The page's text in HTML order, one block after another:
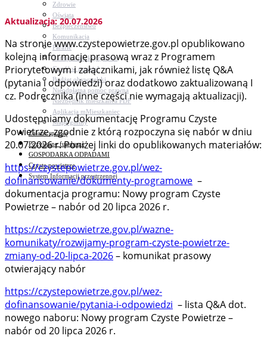
Zdrowie
Oświata
Bezpieczeństwo
Komunikacja
Parafie
Zarządzanie kryzysowe
C.ześć w gminie!
Budżet obywatelski
Nieodpłatna pomoc prawna
Niezbędnik mieszkańca PDF
Aplikacja mMieszkaniec
Mapa gminy
Załatw sprawę
Pozyskane fundusze
GOSPODARKA ODPADAMI
Czyste powietrze
System Informacji przestrzennej
Aktualizacja: 20.07.2026
Na stronie www.czystepowietrze.gov.pl opublikowano
kolejną informację prasową wraz z Programem
Priorytetowym i załącznikami, jak również listę Q&A
(pytania i odpowiedzi) oraz dodatkowo zaktualizowaną I
cz. Podręcznika (inne części nie wymagają aktualizacji).
Udostępniamy dokumentację Programu Czyste
Powietrze, zgodnie z którą rozpoczyna się nabór w dniu
20.07.2026 r. Poniżej linki do opublikowanych materiałów:
https://czystepowietrze.gov.pl/wez-
dofinansowanie/dokumenty-programowe –
dokumentacja programu: Nowy program Czyste
Powietrze – nabór od 20 lipca 2026 r.
https://czystepowietrze.gov.pl/wazne-
komunikaty/rozwijamy-program-czyste-powietrze-
zmiany-od-20-lipca-2026– komunikat prasowy
otwierający nabór
https://czystepowietrze.gov.pl/wez-
dofinansowanie/pytania-i-odpowiedzi – lista Q&A dot.
nowego naboru: Nowy program Czyste Powietrze –
nabór od 20 lipca 2026 r.